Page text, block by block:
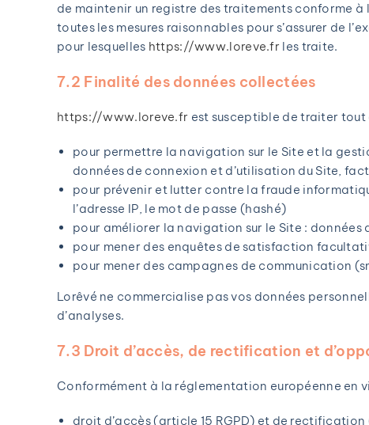
de maintenir un registre des traitements conforme
toutes les mesures raisonnables pour s’assurer de
pour lesquelles https://www.loreve.fr les traite.
7.2 Finalité des données collectées
https://www.loreve.fr est susceptible de traiter tout
pour permettre la navigation sur le Site et la
données de connexion et d’utilisation du Site,
pour prévenir et lutter contre la fraude
l’adresse IP, le mot de passe (hashé)
pour améliorer la navigation sur le Site : données
pour mener des enquêtes de satisfaction
pour mener des campagnes de communication
Lorêvé ne commercialise pas vos données
d’analyses.
7.3 Droit d’accès, de rectification et
Conformément à la réglementation européenne en
droit d’accès (article 15 RGPD) et de